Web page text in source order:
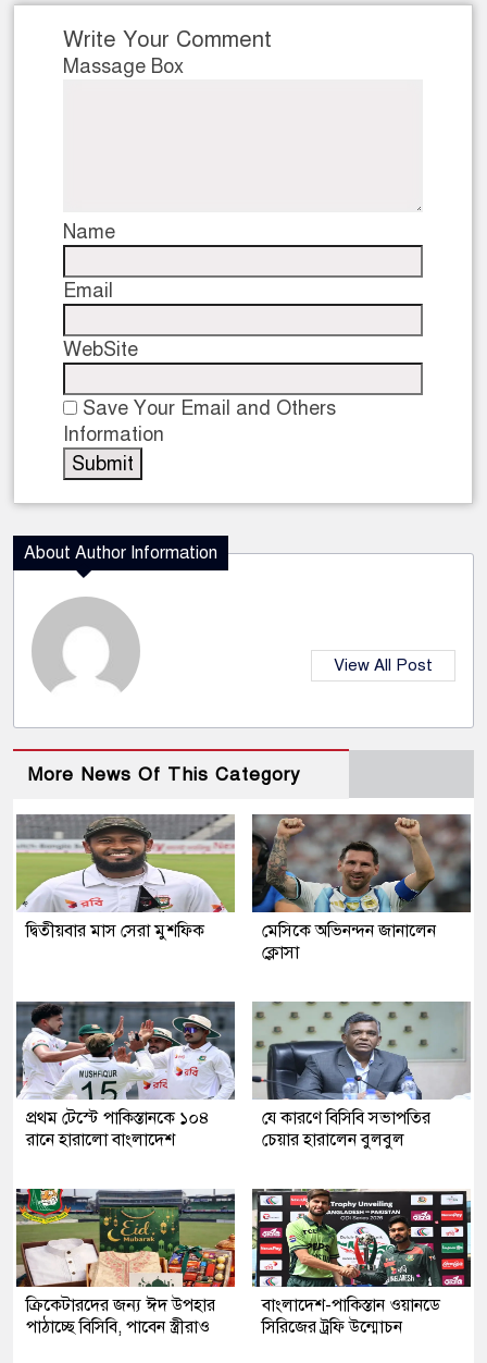
Write Your Comment
Massage Box
Name
Email
WebSite
Save Your Email and Others
Information
About Author Information
View All Post
More News Of This Category
দ্বিতীয়বার মাস সেরা মুশফিক
মেসিকে অভিনন্দন জানালেন
ক্লোসা
প্রথম টেস্টে পাকিস্তানকে ১০৪
রানে হারালো বাংলাদেশ
যে কারণে বিসিবি সভাপতির
চেয়ার হারালেন বুলবুল
ক্রিকেটারদের জন্য ঈদ উপহার
পাঠাচ্ছে বিসিবি, পাবেন স্ত্রীরাও
বাংলাদেশ-পাকিস্তান ওয়ানডে
সিরিজের ট্রফি উন্মোচন